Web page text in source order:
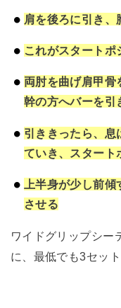
肩を後ろに引き、
これがスタートポ
両肘を曲げ肩甲骨
幹の方へバーを引
引ききったら、 息
ていき、スタート
上半身が少し前
させる
ワイドグリップシー
に、最低でも3セッ